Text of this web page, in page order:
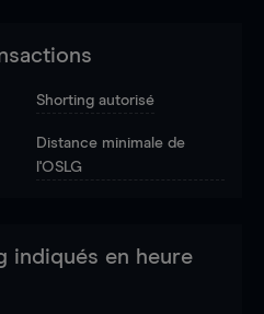
Shorting autorisé
Distance minimale de
l'OSLG
indiqués en heure